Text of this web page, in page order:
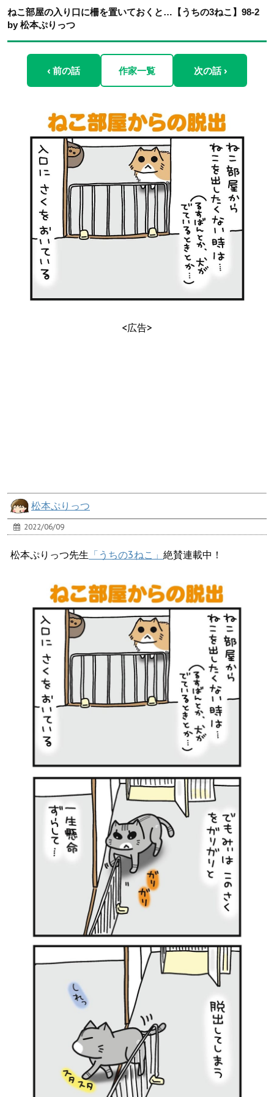
ねこ部屋の入り口に柵を置いておくと…【うちの3ねこ】98-2
by 松本ぷりっつ
‹ 前の話 作家一覧 次の話 ›
<広告>
松本ぷりっつ
2022/06/09
松本ぷりっつ先生 「うちの3ねこ」 絶賛連載中！